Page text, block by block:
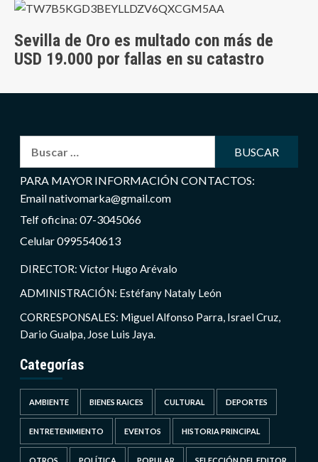
Sevilla de Oro es multado con más de
USD 19.000 por fallas en su catastro
PARA MAYOR INFORMACIÓN CONTACTOS:
Email nativomarka@gmail.com
Telf oficina: 07-3045066
Celular 0995540613
DIRECTOR: Víctor Hugo Arévalo
ADMINISTRACIÓN: Estéfany Nataly León
CORRESPONSALES: Miguel Alfonso Parra, Israel Cruz,
Dario Gualpa, Jose Luis Jaya.
Categorías
AMBIENTE BIENES RAICES CULTURAL DEPORTES
ENTRETENIMIENTO EVENTOS HISTORIA PRINCIPAL